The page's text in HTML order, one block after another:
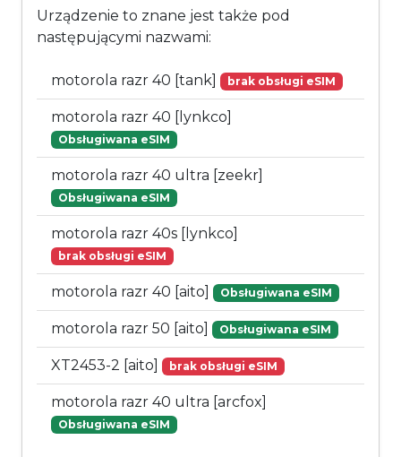
Urządzenie to znane jest także pod
następującymi nazwami:
motorola razr 40 [tank] brak obsługi eSIM
motorola razr 40 [lynkco]
Obsługiwana eSIM
motorola razr 40 ultra [zeekr]
Obsługiwana eSIM
motorola razr 40s [lynkco]
brak obsługi eSIM
motorola razr 40 [aito] Obsługiwana eSIM
motorola razr 50 [aito] Obsługiwana eSIM
XT2453-2 [aito] brak obsługi eSIM
motorola razr 40 ultra [arcfox]
Obsługiwana eSIM